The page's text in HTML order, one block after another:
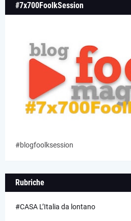
#7x700FoolkSession
#blogfoolksession
Rubriche
#CASA L’Italia da lontano